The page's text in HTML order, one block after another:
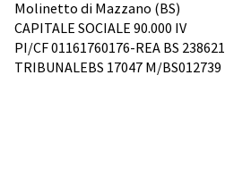
Molinetto di Mazzano (BS)
CAPITALE SOCIALE 90.000 IV
PI/CF 01161760176-REA BS 238621
TRIBUNALEBS 17047 M/BS012739